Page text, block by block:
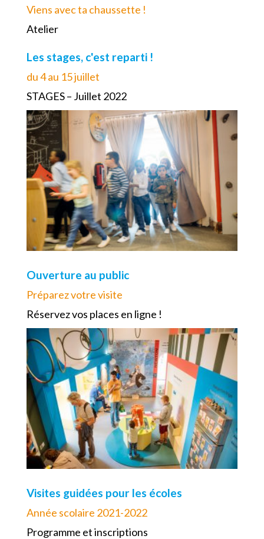
Viens avec ta chaussette !
Atelier
Les stages, c'est reparti !
du 4 au 15 juillet
STAGES – Juillet 2022
Ouverture au public
Préparez votre visite
Réservez vos places en ligne !
Visites guidées pour les écoles
Année scolaire 2021-2022
Programme et inscriptions